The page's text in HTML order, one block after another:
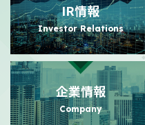
2026/07/31 PR
日本におけるビジュアルコミ
事業基盤拡充に関するお知らせ
2026/07/24 PR
日本におけるビジュアルコミ
IR情報
Investor Relations
企業情報
Company